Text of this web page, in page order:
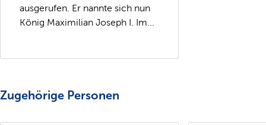
ausgerufen. Er nannte sich nun
König Maximilian Joseph I. Im...
Zugehörige Personen